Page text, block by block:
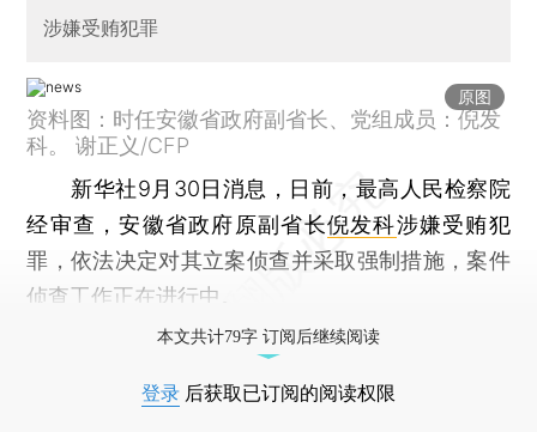
涉嫌受贿犯罪
原图
资料图：时任安徽省政府副省长、党组成员：倪发
科。 谢正义/CFP
新华社9月30日消息，日前，最高人民检察院
经审查，安徽省政府原副省长倪发科涉嫌受贿犯
罪，依法决定对其立案侦查并采取强制措施，案件
侦查工作正在进行中。
本文共计79字 订阅后继续阅读
登录 后获取已订阅的阅读权限